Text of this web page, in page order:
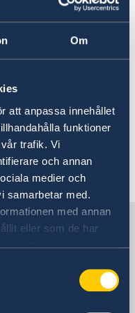
Om
att anpassa innehållet
funktioner
trafik. Vi
och annan
medier och
samarbetar med.
med annan
eller som de har
tjänster.
stödjer med
i Sofia,
ner på sidan.
09.56